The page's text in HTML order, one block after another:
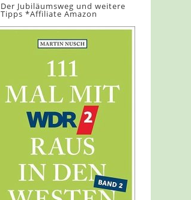
Der Jubiläumsweg und weitere
Tipps *Affiliate Amazon